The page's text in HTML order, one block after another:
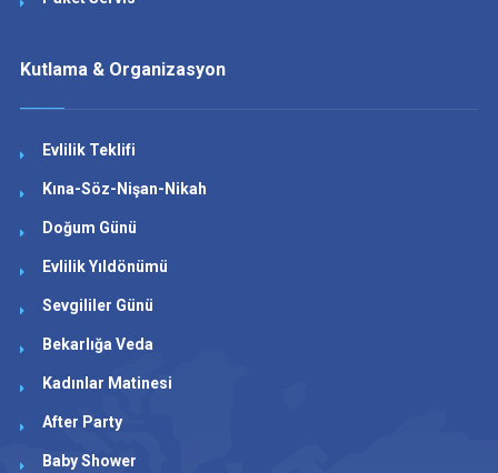
Kutlama & Organizasyon
Evlilik Teklifi
Kına-Söz-Nişan-Nikah
Doğum Günü
Evlilik Yıldönümü
Sevgililer Günü
Bekarlığa Veda
Kadınlar Matinesi
After Party
Baby Shower